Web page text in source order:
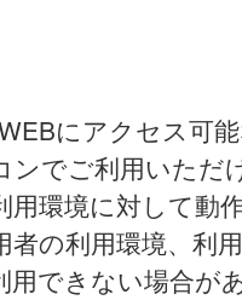
にアクセス可
ンでご利用いただ
環境に対して動
の利用環境、利
用できない場合が